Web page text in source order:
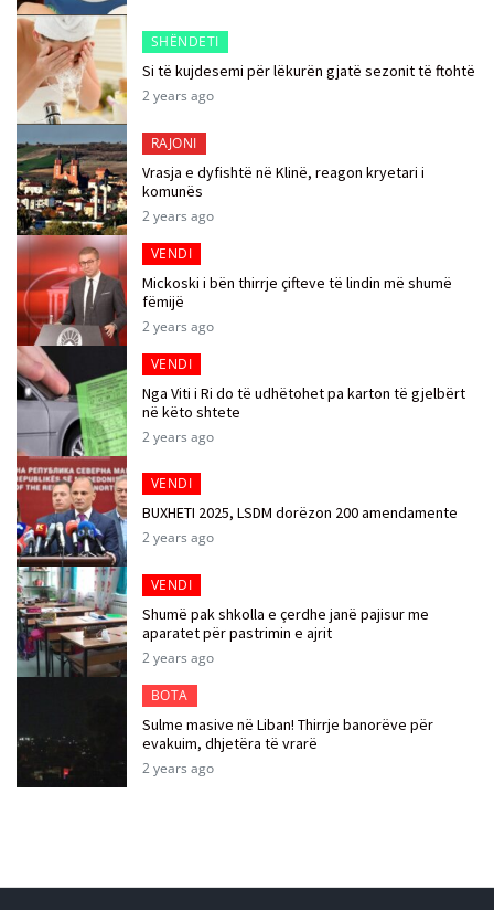
SHËNDETI
Si të kujdesemi për lëkurën gjatë sezonit të ftohtë
2 years ago
RAJONI
Vrasja e dyfishtë në Klinë, reagon kryetari i
komunës
2 years ago
VENDI
Mickoski i bën thirrje çifteve të lindin më shumë
fëmijë
2 years ago
VENDI
Nga Viti i Ri do të udhëtohet pa karton të gjelbërt
në këto shtete
2 years ago
VENDI
BUXHETI 2025, LSDM dorëzon 200 amendamente
2 years ago
VENDI
Shumë pak shkolla e çerdhe janë pajisur me
aparatet për pastrimin e ajrit
2 years ago
BOTA
Sulme masive në Liban! Thirrje banorëve për
evakuim, dhjetëra të vrarë
2 years ago